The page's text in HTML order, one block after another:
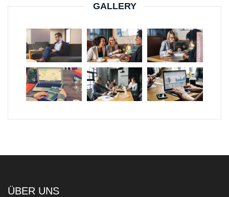
GALLERY
ÜBER UNS